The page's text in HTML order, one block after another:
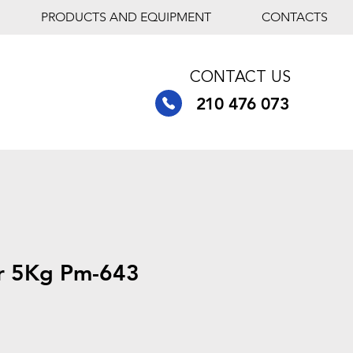
PRODUCTS AND EQUIPMENT CONTACTS
CONTACT US
210 476 073
5Kg Pm-643